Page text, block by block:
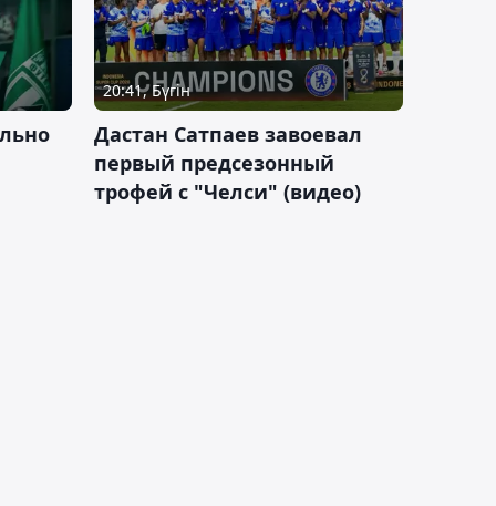
20:41, Бүгін
Дастан Сатпаев завоевал
первый предсезонный
трофей с "Челси" (видео)